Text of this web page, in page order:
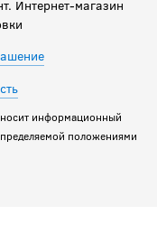
Интернет-магазин
носит информационный
положениями